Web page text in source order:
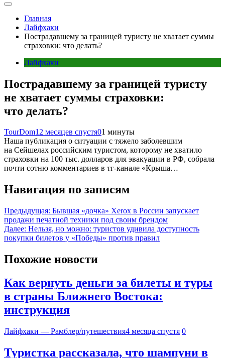
Главная
Лайфхаки
Пострадавшему за границей туристу не хватает суммы
страховки: что делать?
Лайфхаки
Пострадавшему за границей туристу
не хватает суммы страховки:
что делать?
TourDom12 месяцев спустя01 минуты
Наша публикация о ситуации с тяжело заболевшим
на Сейшелах российским туристом, которому не хватило
страховки на 100 тыс. долларов для эвакуации в РФ, собрала
почти сотню комментариев в тг-канале «Крыша…
Навигация по записям
Предыдущая: Бывшая «дочка» Xerox в России запускает
продажи печатной техники под своим брендом
Далее: Нельзя, но можно: туристов удивила доступность
покупки билетов у «Победы» против правил
Похожие новости
Как вернуть деньги за билеты и туры
в страны Ближнего Востока:
инструкция
Лайфхаки — Рамблер/путешествия4 месяца спустя 0
Туристка рассказала, что шампуни в